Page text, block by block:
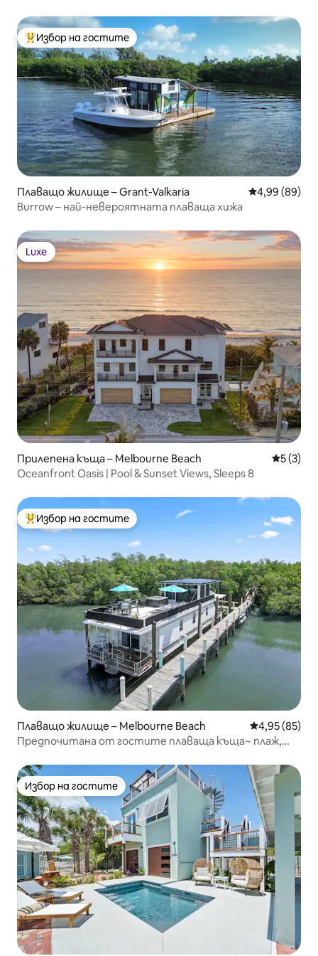
Най-популярен избор на гостите
Избор на гостите
Плаващо жилище – Grant-Valkaria Средна
4,99 (89)
Burrow – най-невероятната плаваща хижа
Luxe
Luxe
Прилепена къща – Melbourne Beach Средна
5 (3)
Oceanfront Oasis | Pool & Sunset Views, Sleeps 8
Най-популярен избор на гостите
Избор на гостите
Плаващо жилище – Melbourne Beach Средна
4,95 (85)
Предпочитана от гостите плаваща къща~ плаж,
Избор на гостите
Избор на гостите